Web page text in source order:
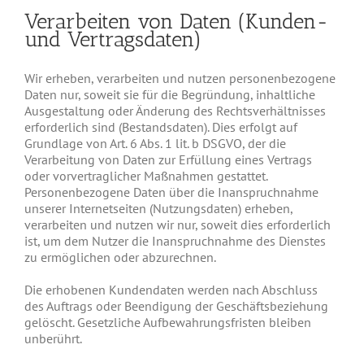
Verarbeiten von Daten (Kunden-
und Vertragsdaten)
Wir erheben, verarbeiten und nutzen personenbezogene
Daten nur, soweit sie für die Begründung, inhaltliche
Ausgestaltung oder Änderung des Rechtsverhältnisses
erforderlich sind (Bestandsdaten). Dies erfolgt auf
Grundlage von Art. 6 Abs. 1 lit. b DSGVO, der die
Verarbeitung von Daten zur Erfüllung eines Vertrags
oder vorvertraglicher Maßnahmen gestattet.
Personenbezogene Daten über die Inanspruchnahme
unserer Internetseiten (Nutzungsdaten) erheben,
verarbeiten und nutzen wir nur, soweit dies erforderlich
ist, um dem Nutzer die Inanspruchnahme des Dienstes
zu ermöglichen oder abzurechnen.
Die erhobenen Kundendaten werden nach Abschluss
des Auftrags oder Beendigung der Geschäftsbeziehung
gelöscht. Gesetzliche Aufbewahrungsfristen bleiben
unberührt.